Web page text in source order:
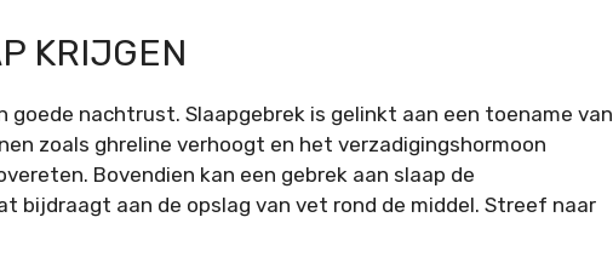
KRIJGEN
goede nachtrust. Slaapgebrek is gelinkt aan een toename van
zoals ghreline verhoogt en het verzadigingshormoon
Bovendien kan een gebrek aan slaap de
bijdraagt aan de opslag van vet rond de middel. Streef naar